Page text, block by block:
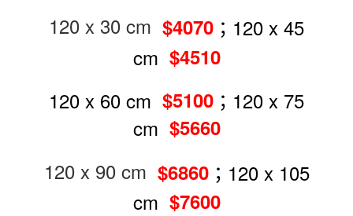
120 x 30 cm $4070 ；120 x 45
cm $4510
120 x 60 cm $5100 ；120 x 75
cm $5660
120 x 90 cm $6860；120 x 105
cm $7600